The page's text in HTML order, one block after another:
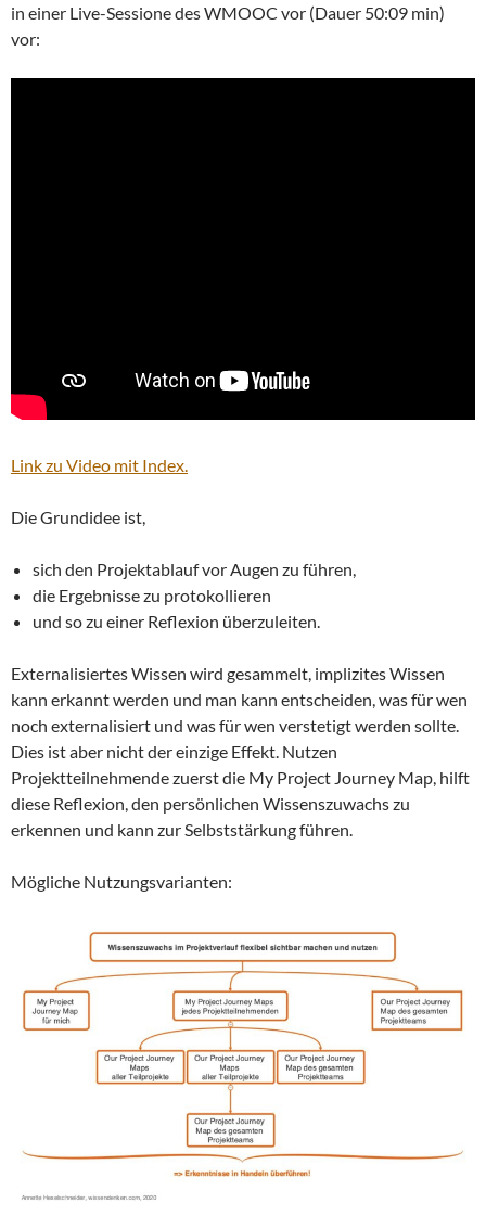
in einer Live-Sessione des WMOOC vor (Dauer 50:09 min)
vor:
Link zu Video mit Index.
Die Grundidee ist,
sich den Projektablauf vor Augen zu führen,
die Ergebnisse zu protokollieren
und so zu einer Reflexion überzuleiten.
Externalisiertes Wissen wird gesammelt, implizites Wissen
kann erkannt werden und man kann entscheiden, was für wen
noch externalisiert und was für wen verstetigt werden sollte.
Dies ist aber nicht der einzige Effekt. Nutzen
Projektteilnehmende zuerst die My Project Journey Map, hilft
diese Reflexion, den persönlichen Wissenszuwachs zu
erkennen und kann zur Selbststärkung führen.
Mögliche Nutzungsvarianten: